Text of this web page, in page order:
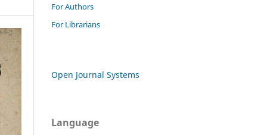
For Authors
For Librarians
Open Journal Systems
Language